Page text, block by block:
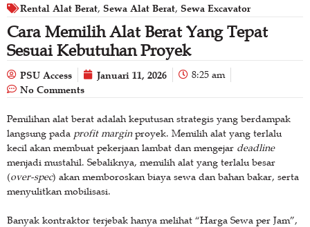
Rental Alat Berat, Sewa Alat Berat, Sewa Excavator
Cara Memilih Alat Berat Yang Tepat
Sesuai Kebutuhan Proyek
PSU Access Januari 11, 2026 8:25 am
No Comments
Pemilihan alat berat adalah keputusan strategis yang berdampak
langsung pada profit marginproyek. Memilih alat yang terlalu
kecil akan membuat pekerjaan lambat dan mengejar deadline
menjadi mustahil. Sebaliknya, memilih alat yang terlalu besar
(over-spec) akan memboroskan biaya sewa dan bahan bakar, serta
menyulitkan mobilisasi.
Banyak kontraktor terjebak hanya melihat “Harga Sewa per Jam”,